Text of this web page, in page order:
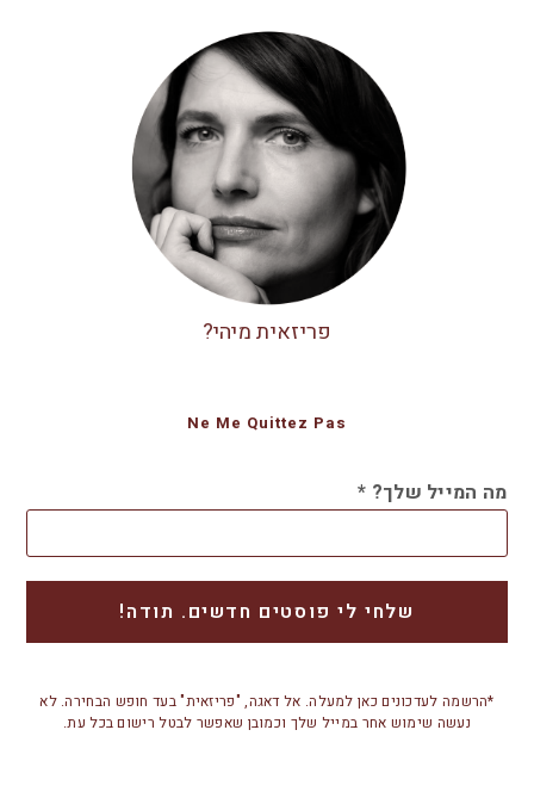
פריזאית מיהי?
Ne Me Quittez Pas
מה המייל שלך? *
*הרשמה לעדכונים כאן למעלה. אל דאגה, "פריזאית" בעד חופש הבחירה. לא
נעשה שימוש אחר במייל שלך וכמובן שאפשר לבטל רישום בכל עת.